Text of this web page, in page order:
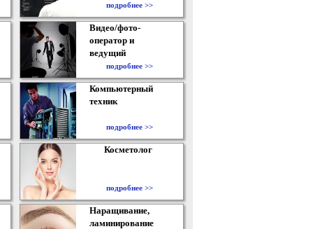
подробнее >>
Видео/фото-
оператор и
ведущий
подробнее >>
Компьютерный
техник
подробнее >>
Косметолог
подробнее >>
Наращивание,
ламинирование